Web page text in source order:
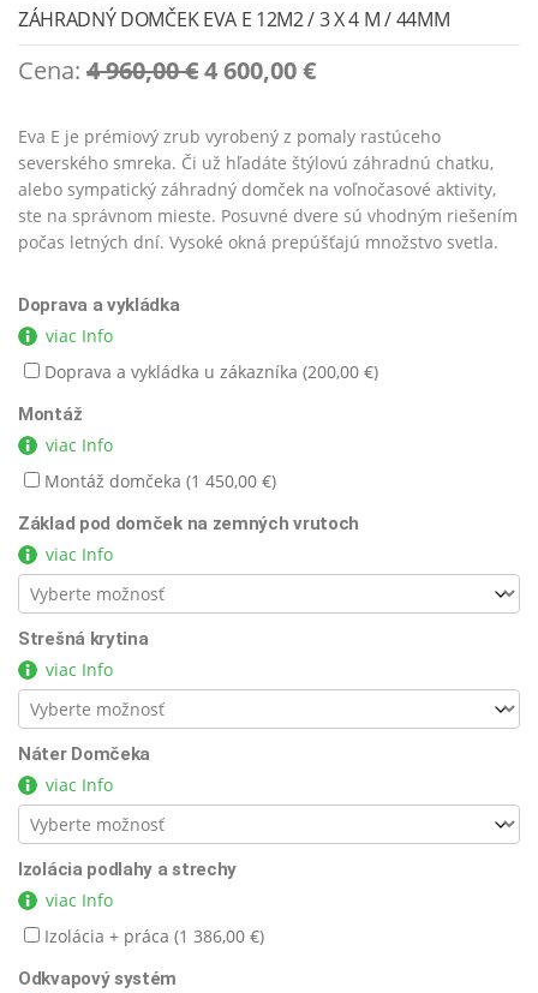
ZÁHRADNÝ DOMČEK EVA E 12M2 / 3 X 4 M / 44MM
Cena: 4 960,00€Original
was:
4
960,00 €.
4 600,00€Current
4
600,00 €.
Eva E je prémiový zrub vyrobený z pomaly rastúceho
severského smreka. Či už hľadáte štýlovú záhradnú chatku,
alebo sympatický záhradný domček na voľnočasové aktivity,
ste na správnom mieste. Posuvné dvere sú vhodným riešením
počas letných dní. Vysoké okná prepúšťajú množstvo svetla.
Doprava a vykládka
viac Info
Doprava a vykládka u zákazníka (200,00 €)
Montáž
viac Info
Montáž domčeka (1 450,00 €)
Základ pod domček na zemných vrutoch
viac Info
Strešná krytina
viac Info
Náter Domčeka
viac Info
Izolácia podlahy a strechy
viac Info
Izolácia + práca (1 386,00 €)
Odkvapový systém